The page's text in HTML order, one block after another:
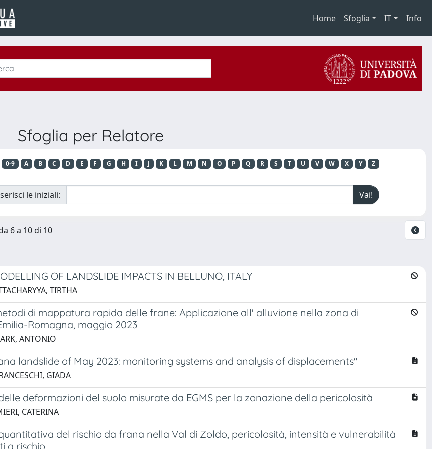
Home Sfoglia IT Info
Sfoglia per Relatore
0-9 A B C D E F G H I J K L M N O P Q R S T U V W X Y Z
le iniziali:
6 a 10 di 10
OF LANDSLIDE IMPACTS IN BELLUNO, ITALY
TIRTHA
di mappatura rapida delle frane: Applicazione all' alluvione nella zona di
Romagna, maggio 2023
ANTONIO
landslide of May 2023: monitoring systems and analysis of displacements"
GIADA
deformazioni del suolo misurate da EGMS per la zonazione della pericolosità
CATERINA
del rischio da frana nella Val di Zoldo, pericolosità, intensità e vulnerabilità
a rischio